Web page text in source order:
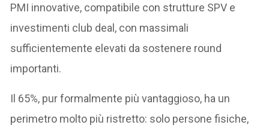
PMI innovative, compatibile con strutture SPV e
investimenti club deal, con massimali
sufficientemente elevati da sostenere round
importanti.
Il 65%, pur formalmente più vantaggioso, ha un
perimetro molto più ristretto: solo persone fisiche,